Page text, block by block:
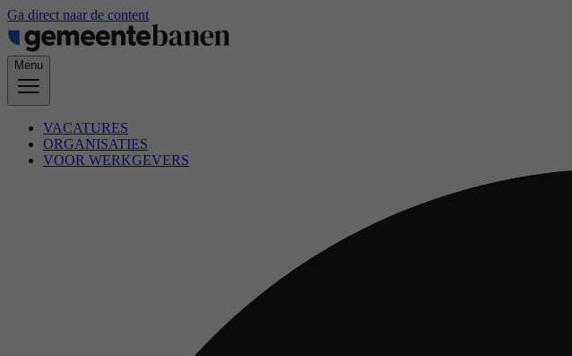
Ga direct naar de content
Menu
VACATURES
ORGANISATIES
VOOR WERKGEVERS